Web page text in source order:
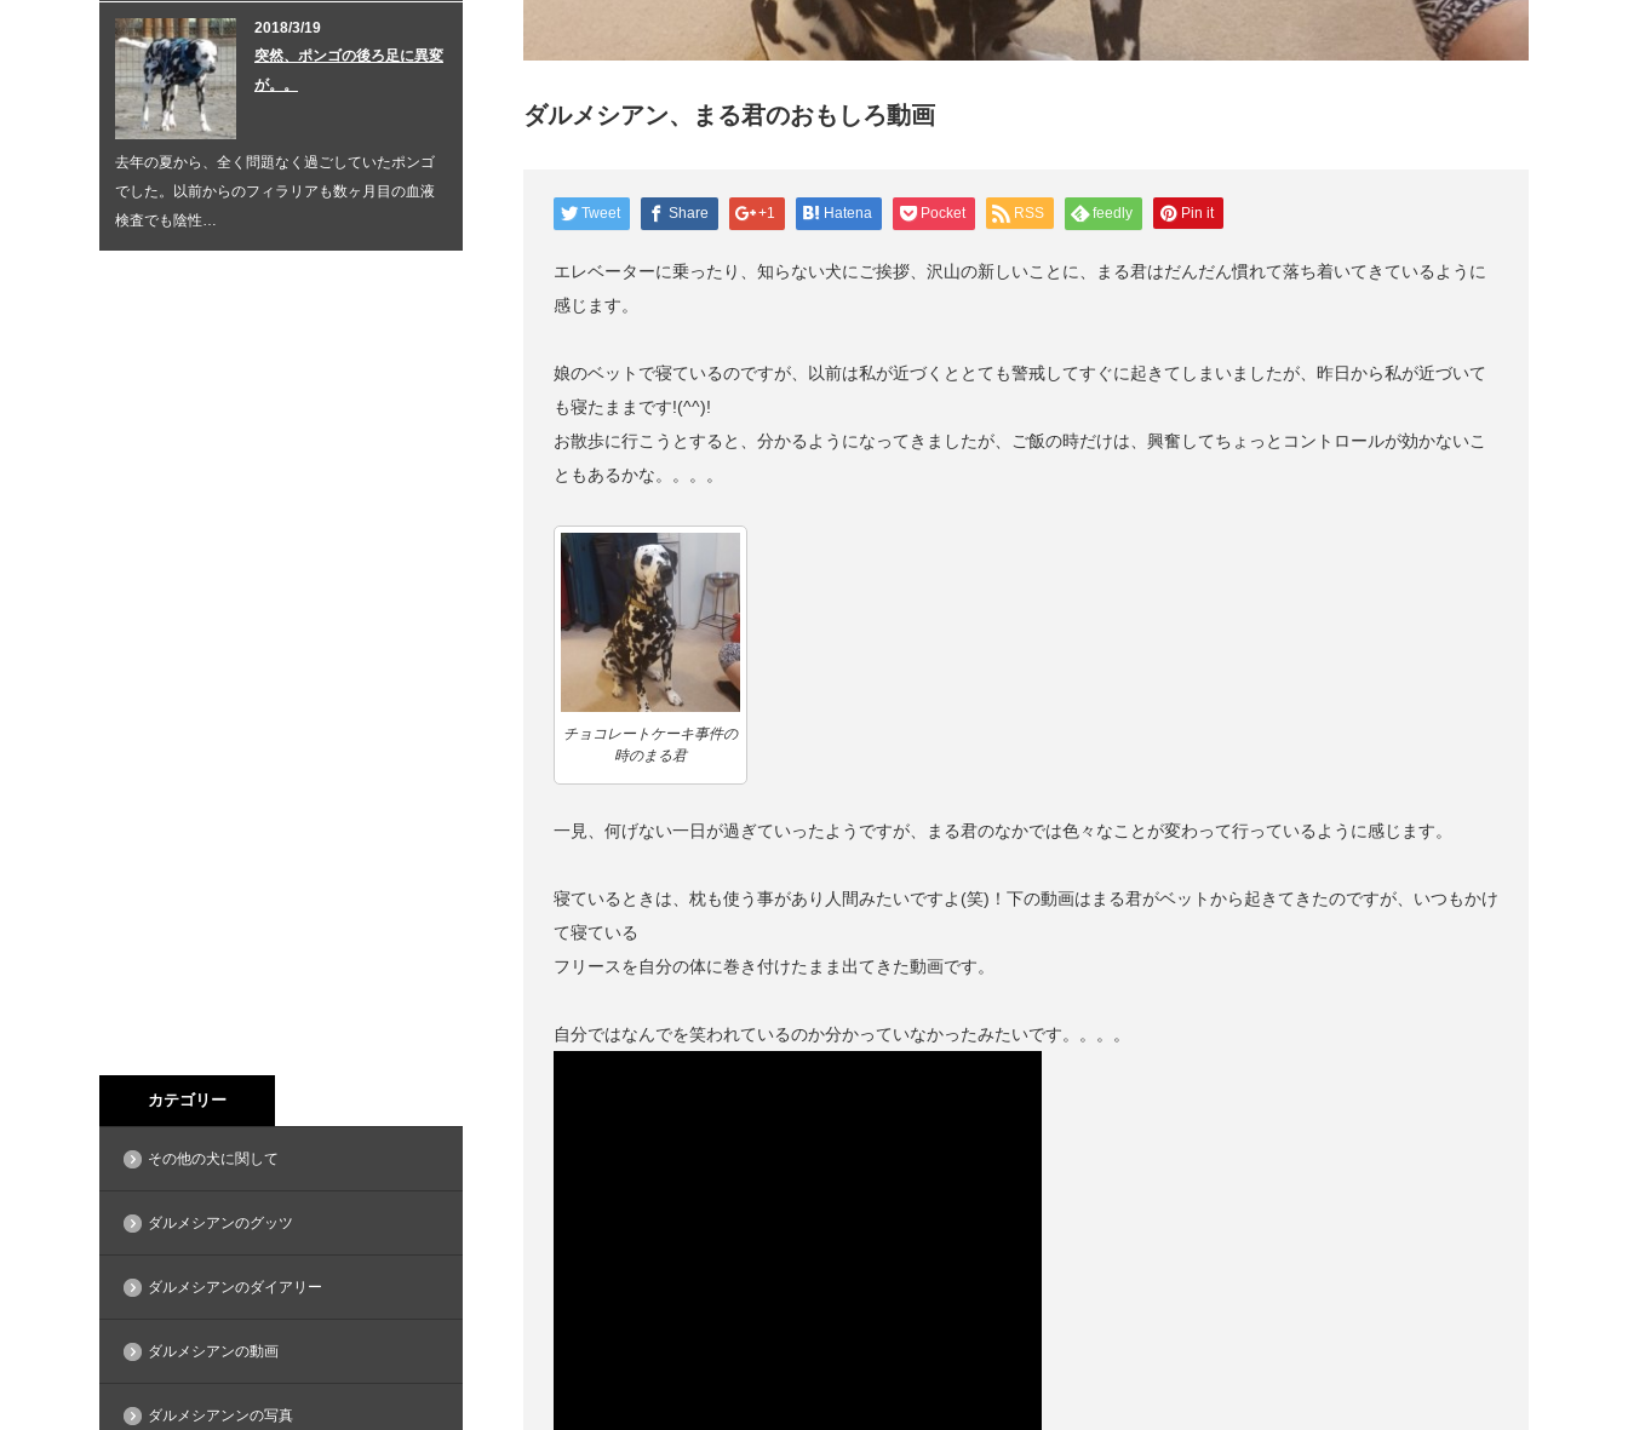
ダルメシアン、まる君のおもしろ動画
Tweet Share +1 Hatena Pocket RSS feedly Pin it
エレベーターに乗ったり、知らない犬にご挨拶、沢山の新しいことに、まる君はだんだん慣れて落ち着いてきているように
感じます。
娘のベットで寝ているのですが、以前は私が近づくととても警戒してすぐに起きてしまいましたが、昨日から私が近づいて
も寝たままです!(^^)!
お散歩に行こうとすると、分かるようになってきましたが、ご飯の時だけは、興奮してちょっとコントロールが効かないこ
ともあるかな。。。。
チョコレートケーキ事件の
時のまる君
一見、何げない一日が過ぎていったようですが、まる君のなかでは色々なことが変わって行っているように感じます。
寝ているときは、枕も使う事があり人間みたいですよ(笑)！下の動画はまる君がベットから起きてきたのですが、いつもかけ
て寝ている
フリースを自分の体に巻き付けたまま出てきた動画です。
自分ではなんでを笑われているのか分かっていなかったみたいです。。。。
2018/3/19
突然、ポンゴの後ろ足に異変
が。。
去年の夏から、全く問題なく過ごしていたポンゴ
でした。以前からのフィラリアも数ヶ月目の血液
検査でも陰性…
カテゴリー
その他の犬に関して
ダルメシアンのグッツ
ダルメシアンのダイアリー
ダルメシアンの動画
ダルメシアンンの写真